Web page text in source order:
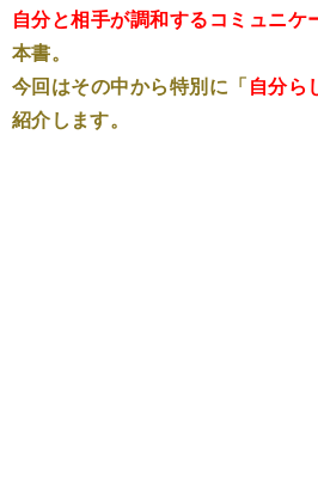
自分と相手が調和するコミュニケ
本書。
今回はその中から特別に「自分ら
紹介します。